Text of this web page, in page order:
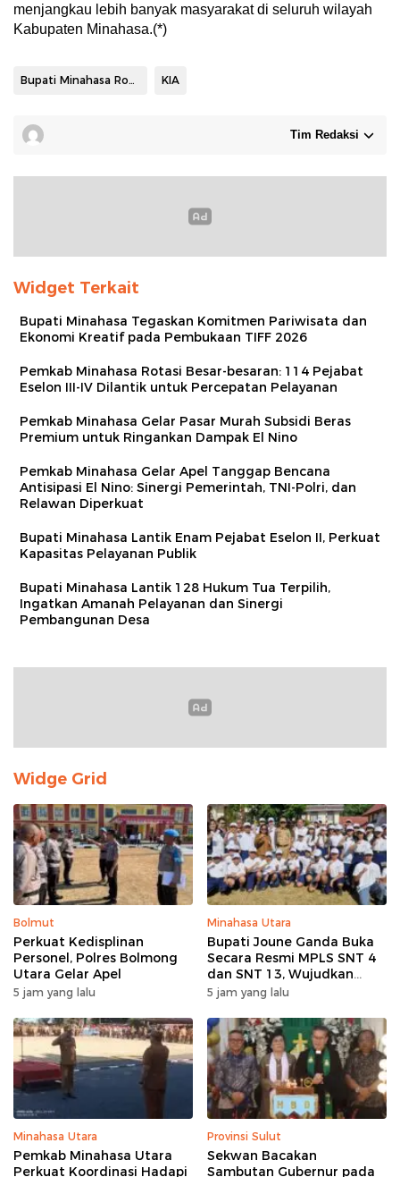
menjangkau lebih banyak masyarakat di seluruh wilayah
Kabupaten Minahasa.(*)
Bupati Minahasa Robby Dondokambey KIA
Tim Redaksi
Widget Terkait
Bupati Minahasa Tegaskan Komitmen Pariwisata dan
Ekonomi Kreatif pada Pembukaan TIFF 2026
Pemkab Minahasa Rotasi Besar-besaran: 114 Pejabat
Eselon III-IV Dilantik untuk Percepatan Pelayanan
Pemkab Minahasa Gelar Pasar Murah Subsidi Beras
Premium untuk Ringankan Dampak El Nino
Pemkab Minahasa Gelar Apel Tanggap Bencana
Antisipasi El Nino: Sinergi Pemerintah, TNI-Polri, dan
Relawan Diperkuat
Bupati Minahasa Lantik Enam Pejabat Eselon II, Perkuat
Kapasitas Pelayanan Publik
Bupati Minahasa Lantik 128 Hukum Tua Terpilih,
Ingatkan Amanah Pelayanan dan Sinergi
Pembangunan Desa
Widge Grid
Bolmut
Perkuat Kedisplinan
Personel, Polres Bolmong
Utara Gelar Apel
5 jam yang lalu
Minahasa Utara
Bupati Joune Ganda Buka
Secara Resmi MPLS SNT 4
dan SNT 13, Wujudkan
Sinergi Pendidikan Menuju
5 jam yang lalu
Minahasa Utara
Pemkab Minahasa Utara
Perkuat Koordinasi Hadapi
Provinsi Sulut
Sekwan Bacakan
Sambutan Gubernur pada